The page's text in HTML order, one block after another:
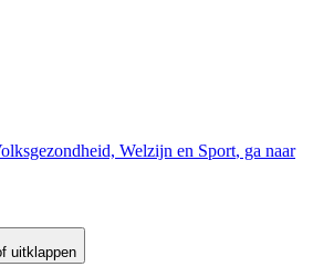
Welzijn en Sport, ga naar
uitklappen